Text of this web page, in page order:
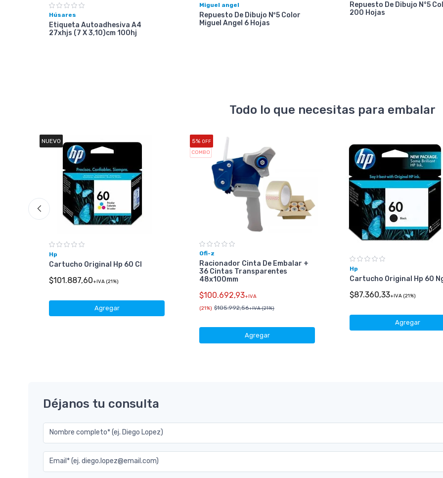
Húsares
Etiqueta Autoadhesiva A4
27xhjs (7 X 3,10)cm 100hj
Miguel angel
Repuesto De Dibujo Nº5 Color
Miguel Angel 6 Hojas
Repuesto De Dibujo N°5
200 Hojas
Todo lo que necesitas para embalar
NUEVO
Hp
Cartucho Original Hp 60 Cl
$101.887,60+IVA (21%)
Agregar
5% OFF
COMBO
Ofi-z
Racionador Cinta De Embalar +
36 Cintas Transparentes
48x100mm
$100.692,93+IVA
(21%) $105.992,56+IVA (21%)
Agregar
Hp
Cartucho Original Hp 60
$87.360,33+IVA (21%)
Agregar
Déjanos tu consulta
Nombre completo* (ej. Diego Lopez)
Email* (ej. diego.lopez@email.com)